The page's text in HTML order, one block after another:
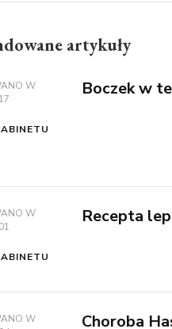
artykuły
W
Boczek w
W
Recepta
W
Choroba